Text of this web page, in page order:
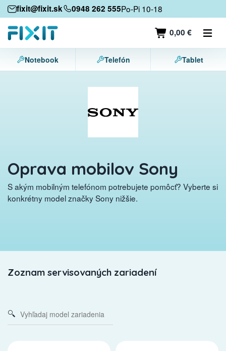
fixit@fixit.sk 0948 262 555Po-Pi 10-18
0,00 €
Mobilné zariadenia
Mobilné telefóny
Tablety
Kontakt
Notebook Telefón Tablet
Oprava mobilov Sony
S akým mobilným telefónom potrebujete pomôcť? Vyberte si
konkrétny model značky Sony nižšie.
Zoznam servisovaných zariadení